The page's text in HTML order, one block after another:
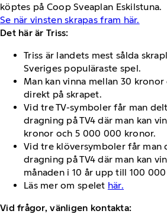
köptes på Coop Sveaplan Eskilstuna.
Se när vinsten skrapas fram här.
Det här är Triss:
Triss är landets mest sålda
Sveriges populäraste spel.
Man kan vinna mellan 30
direkt på skrapet.
Vid tre TV-symboler får man
dragning på TV4 där man kan
kronor och 5 000 000 kronor.
Vid tre klöversymboler får
dragning på TV4 där man kan
månaden i 10 år upp till 100
Läs mer om spelet här.
Vid frågor, vänligen kontakta: